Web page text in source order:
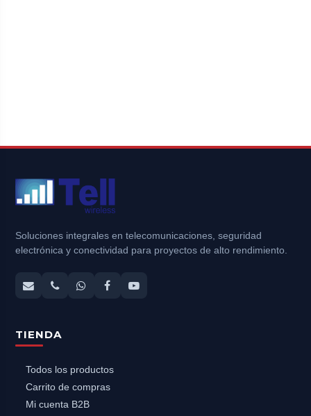
Soluciones integrales en telecomunicaciones, seguridad
electrónica y conectividad para proyectos de alto rendimiento.
TIENDA
Todos los productos
Carrito de compras
Mi cuenta B2B